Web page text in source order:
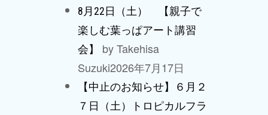
8月22日（土） 【親子で
楽しむ葉っぱアート講習
会】
by Takehisa
Suzuki2026年7月17日
【中止のお知らせ】６月２
７日（土）トロピカルフラ